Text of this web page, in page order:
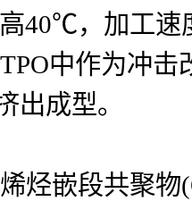
40℃，加工速
中作为冲
出成型。
烃嵌段共聚物